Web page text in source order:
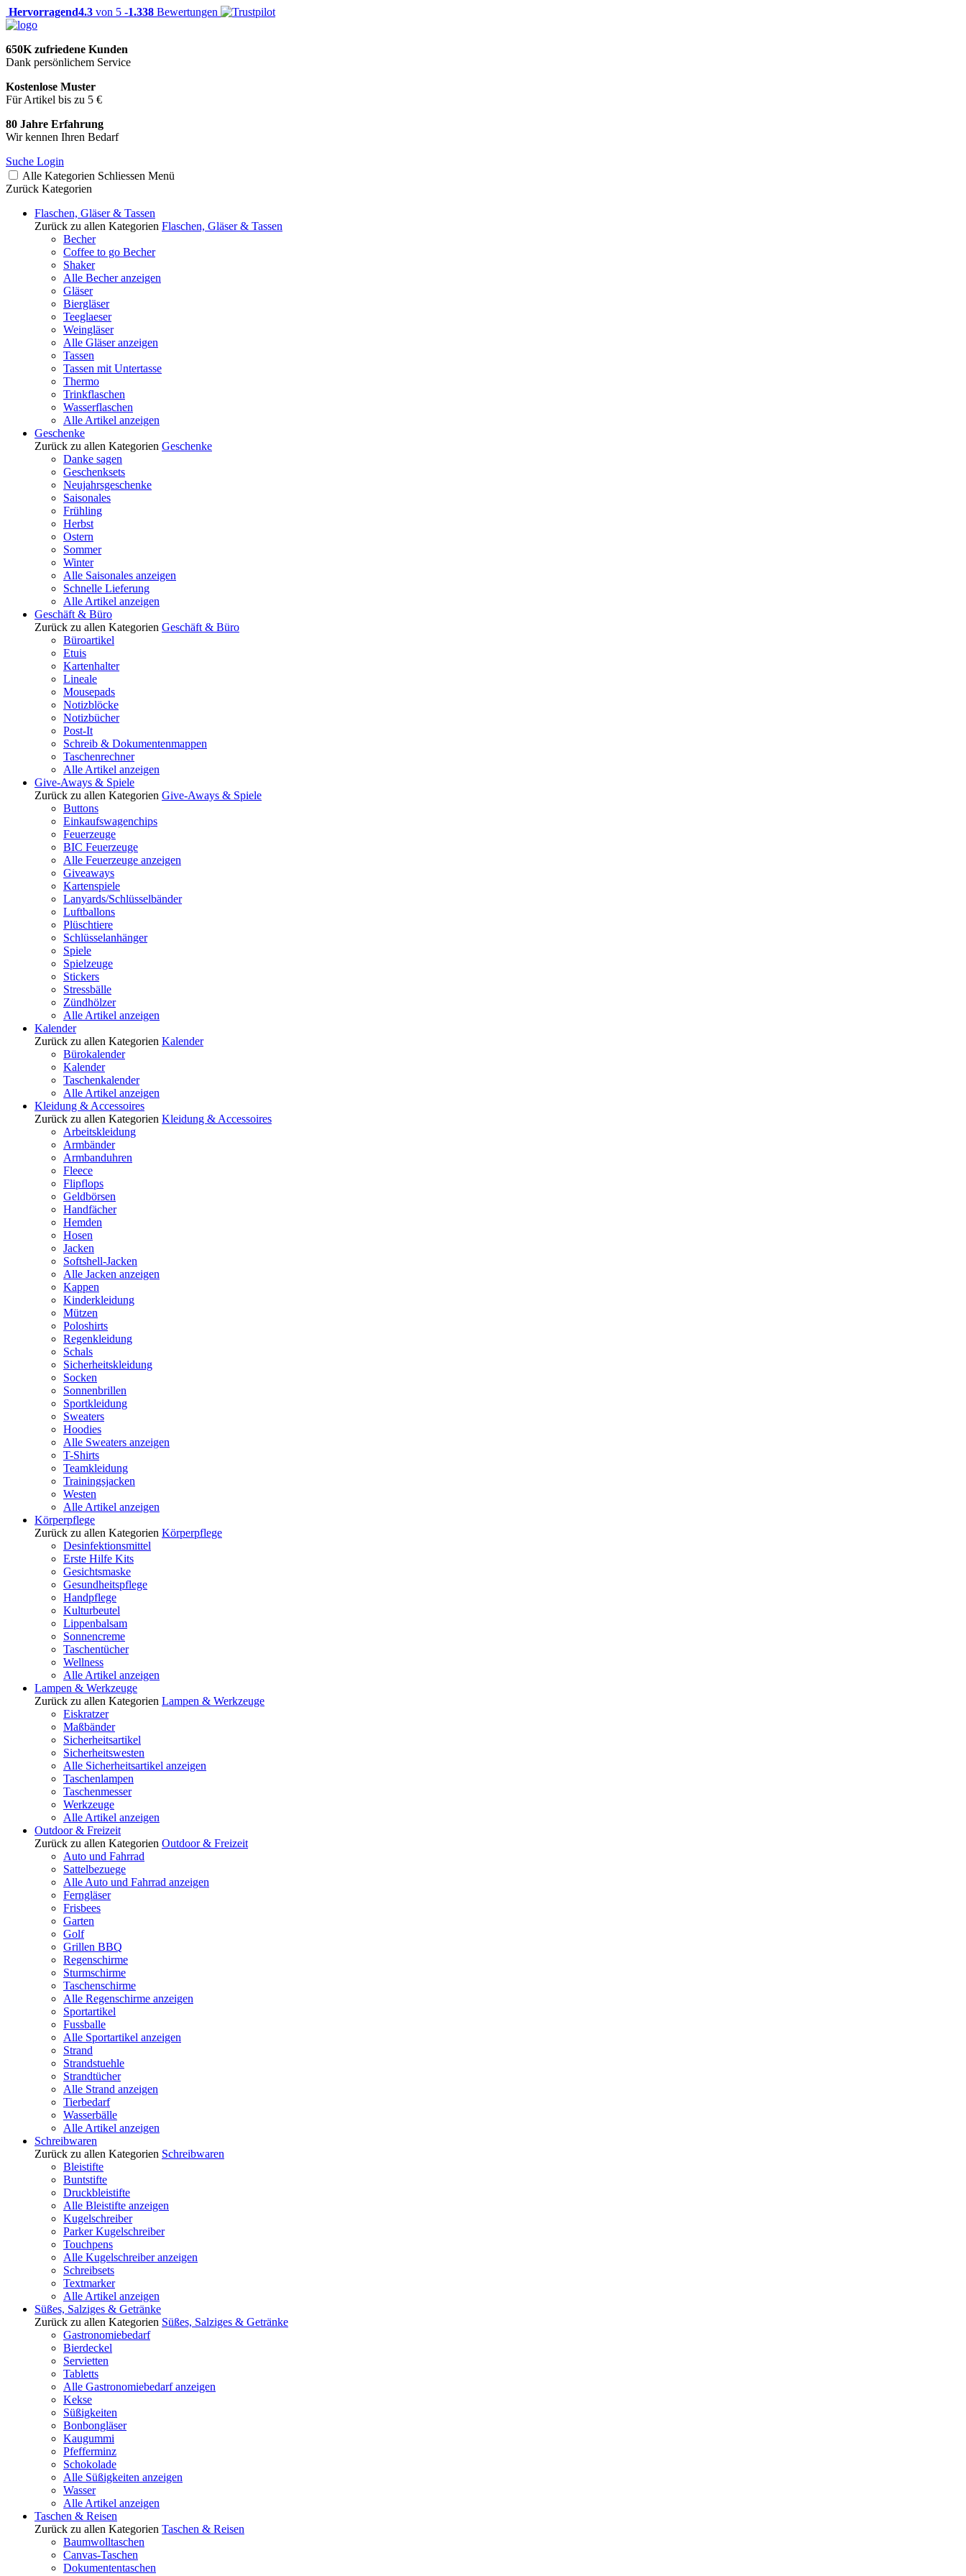
Hervorragend4.3 von 5 -1.338 Bewertungen
650K zufriedene Kunden
Dank persönlichem Service
Kostenlose Muster
Für Artikel bis zu 5 €
80 Jahre Erfahrung
Wir kennen Ihren Bedarf
Suche Login
Alle Kategorien Schliessen Menü
Zurück Kategorien
Flaschen, Gläser & Tassen
Zurück zu allen Kategorien Flaschen, Gläser & Tassen
Becher
Coffee to go Becher
Shaker
Alle Becher anzeigen
Gläser
Biergläser
Teeglaeser
Weingläser
Alle Gläser anzeigen
Tassen
Tassen mit Untertasse
Thermo
Trinkflaschen
Wasserflaschen
Alle Artikel anzeigen
Geschenke
Zurück zu allen Kategorien Geschenke
Danke sagen
Geschenksets
Neujahrsgeschenke
Saisonales
Frühling
Herbst
Ostern
Sommer
Winter
Alle Saisonales anzeigen
Schnelle Lieferung
Alle Artikel anzeigen
Geschäft & Büro
Zurück zu allen Kategorien Geschäft & Büro
Büroartikel
Etuis
Kartenhalter
Lineale
Mousepads
Notizblöcke
Notizbücher
Post-It
Schreib & Dokumentenmappen
Taschenrechner
Alle Artikel anzeigen
Give-Aways & Spiele
Zurück zu allen Kategorien Give-Aways & Spiele
Buttons
Einkaufswagenchips
Feuerzeuge
BIC Feuerzeuge
Alle Feuerzeuge anzeigen
Giveaways
Kartenspiele
Lanyards/Schlüsselbänder
Luftballons
Plüschtiere
Schlüsselanhänger
Spiele
Spielzeuge
Stickers
Stressbälle
Zündhölzer
Alle Artikel anzeigen
Kalender
Zurück zu allen Kategorien Kalender
Bürokalender
Kalender
Taschenkalender
Alle Artikel anzeigen
Kleidung & Accessoires
Zurück zu allen Kategorien Kleidung & Accessoires
Arbeitskleidung
Armbänder
Armbanduhren
Fleece
Flipflops
Geldbörsen
Handfächer
Hemden
Hosen
Jacken
Softshell-Jacken
Alle Jacken anzeigen
Kappen
Kinderkleidung
Mützen
Poloshirts
Regenkleidung
Schals
Sicherheitskleidung
Socken
Sonnenbrillen
Sportkleidung
Sweaters
Hoodies
Alle Sweaters anzeigen
T-Shirts
Teamkleidung
Trainingsjacken
Westen
Alle Artikel anzeigen
Körperpflege
Zurück zu allen Kategorien Körperpflege
Desinfektionsmittel
Erste Hilfe Kits
Gesichtsmaske
Gesundheitspflege
Handpflege
Kulturbeutel
Lippenbalsam
Sonnencreme
Taschentücher
Wellness
Alle Artikel anzeigen
Lampen & Werkzeuge
Zurück zu allen Kategorien Lampen & Werkzeuge
Eiskratzer
Maßbänder
Sicherheitsartikel
Sicherheitswesten
Alle Sicherheitsartikel anzeigen
Taschenlampen
Taschenmesser
Werkzeuge
Alle Artikel anzeigen
Outdoor & Freizeit
Zurück zu allen Kategorien Outdoor & Freizeit
Auto und Fahrrad
Sattelbezuege
Alle Auto und Fahrrad anzeigen
Ferngläser
Frisbees
Garten
Golf
Grillen BBQ
Regenschirme
Sturmschirme
Taschenschirme
Alle Regenschirme anzeigen
Sportartikel
Fussballe
Alle Sportartikel anzeigen
Strand
Strandstuehle
Strandtücher
Alle Strand anzeigen
Tierbedarf
Wasserbälle
Alle Artikel anzeigen
Schreibwaren
Zurück zu allen Kategorien Schreibwaren
Bleistifte
Buntstifte
Druckbleistifte
Alle Bleistifte anzeigen
Kugelschreiber
Parker Kugelschreiber
Touchpens
Alle Kugelschreiber anzeigen
Schreibsets
Textmarker
Alle Artikel anzeigen
Süßes, Salziges & Getränke
Zurück zu allen Kategorien Süßes, Salziges & Getränke
Gastronomiebedarf
Bierdeckel
Servietten
Tabletts
Alle Gastronomiebedarf anzeigen
Kekse
Süßigkeiten
Bonbongläser
Kaugummi
Pfefferminz
Schokolade
Alle Süßigkeiten anzeigen
Wasser
Alle Artikel anzeigen
Taschen & Reisen
Zurück zu allen Kategorien Taschen & Reisen
Baumwolltaschen
Canvas-Taschen
Dokumententaschen